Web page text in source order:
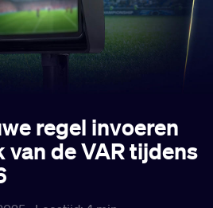
regel invoeren
de VAR tijdens